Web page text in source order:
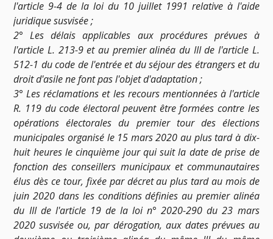
l'article 9-4 de la loi du 10 juillet 1991 relative à l'aide
juridique susvisée ;
2° Les délais applicables aux procédures prévues à
l'article L. 213-9 et au premier alinéa du III de l'article L.
512-1 du code de l'entrée et du séjour des étrangers et du
droit d'asile ne font pas l'objet d'adaptation ;
3° Les réclamations et les recours mentionnées à l'article
R. 119 du code électoral peuvent être formées contre les
opérations électorales du premier tour des élections
municipales organisé le 15 mars 2020 au plus tard à dix-
huit heures le cinquième jour qui suit la date de prise de
fonction des conseillers municipaux et communautaires
élus dès ce tour, fixée par décret au plus tard au mois de
juin 2020 dans les conditions définies au premier alinéa
du III de l'article 19 de la loi n° 2020-290 du 23 mars
2020 susvisée ou, par dérogation, aux dates prévues au